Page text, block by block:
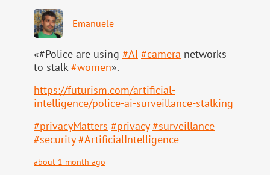
Emanuele
«#Police are using #AI #camera networks
to stalk#women».
https://futurism.com/artificial-
intelligence/police-ai-surveillance-stalking
#privacyMatters #privacy #surveillance
#security #ArtificialIntelligence
about 1 month ago